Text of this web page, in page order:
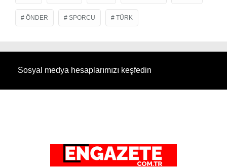
ÖNDER SPORCU TÜRK
Sosyal medya hesaplarımızı keşfedin